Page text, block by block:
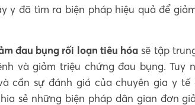
y đã tìm ra biện pháp hiệu quả để
đau bụng rối loạn tiêu hóa sẽ tập
và giảm triệu chứng đau bụng. Tuy
cần sự đánh giá của chuyên gia y
sẻ những biện pháp dân gian đơn